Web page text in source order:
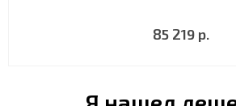
85 219 р.